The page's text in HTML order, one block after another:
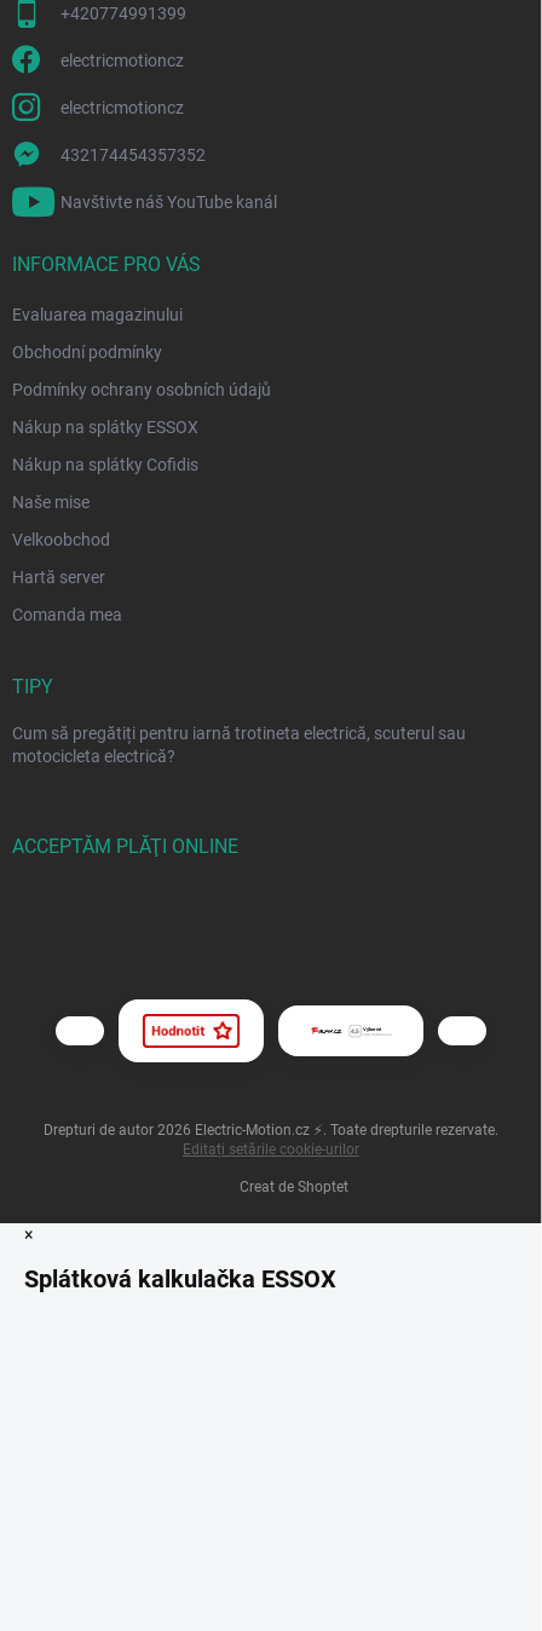
+420774991399
electricmotioncz
electricmotioncz
432174454357352
Navštivte náš YouTube kanál
INFORMACE PRO VÁS
Evaluarea magazinului
Obchodní podmínky
Podmínky ochrany osobních údajů
Nákup na splátky ESSOX
Nákup na splátky Cofidis
Naše mise
Velkoobchod
Hartă server
Comanda mea
TIPY
Cum să pregătiți pentru iarnă trotineta electrică, scuterul sau
motocicleta electrică?
ACCEPTĂM PLĂŢI ONLINE
Creat de Shoptet
Drepturi de autor 2026 Electric-Motion.cz ⚡ . Toate drepturile rezervate.
Editați setările cookie-urilor
×
Splátková kalkulačka ESSOX